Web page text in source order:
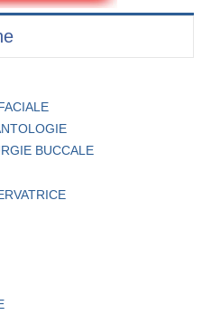
BUCCALE